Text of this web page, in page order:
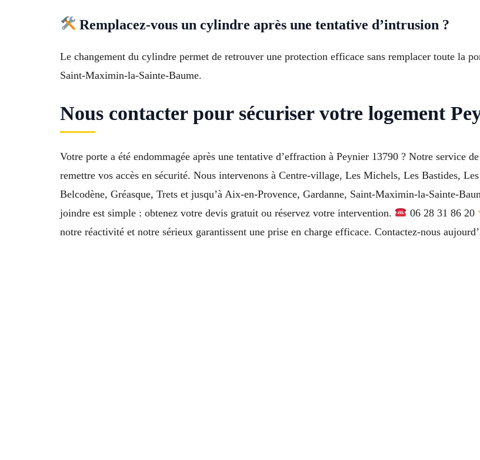
Remplacez-vous un cylindre après une tentative d’intrusion ?
Le changement du cylindre permet de retrouver une protection efficace sans remplacer toute la
Saint-Maximin-la-Sainte-Baume.
Nous contacter pour sécuriser votre logement
Votre porte a été endommagée après une tentative d’effraction à Peynier 13790 ? Notre service
remettre vos accès en sécurité. Nous intervenons à Centre-village, Les Michels, Les Bastides,
Belcodène, Gréasque, Trets et jusqu’à Aix-en-Provence, Gardanne, Saint-Maximin-la-Sainte-
joindre est simple : obtenez votre devis gratuit ou réservez votre intervention.
06 28 31 86 20
notre réactivité et notre sérieux garantissent une prise en charge efficace. Contactez-nous